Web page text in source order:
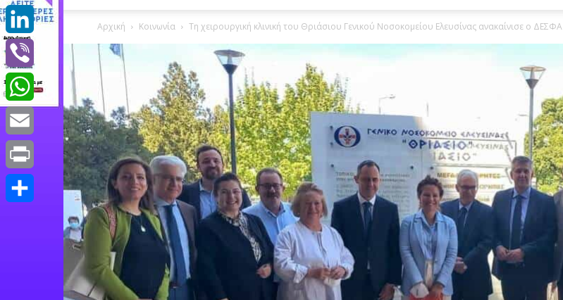
Αρχική Κοινωνία Τη χειρουργική κλινική του Θριάσιου Γενικού Νοσοκομείου Ελευσίνας ανακαίνισε ο ΔΕΣΦΑ
Twitter
LinkedIn
Viber
WhatsApp
Email
Print